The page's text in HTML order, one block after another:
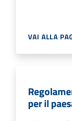
VAI ALLA
per il